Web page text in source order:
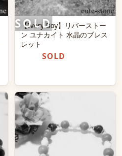
【Ivory Boy】リバーストー
ン ユナカイト 水晶のブレス
レット